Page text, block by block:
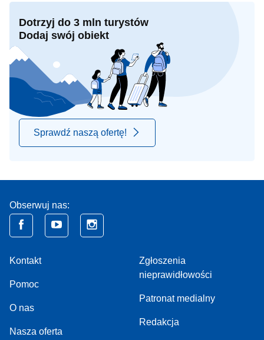
Dotrzyj do 3 mln turystów
Dodaj swój obiekt
Sprawdź naszą ofertę!
Obserwuj nas:
Kontakt
Pomoc
O nas
Nasza oferta
Zgłoszenia
nieprawidłowości
Patronat medialny
Redakcja